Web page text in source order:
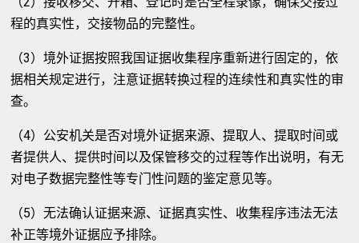
程的真实性，交接物品的完整性。
（3）境外证据按照我国证据收集程序重新进行固定的，依
据相关规定进行，注意证据转换过程的连续性和真实性的审
查。
（4）公安机关是否对境外证据来源、提取人、提取时间或
者提供人、提供时间以及保管移交的过程等作出说明，有无
对电子数据完整性等专门性问题的鉴定意见等。
（5）无法确认证据来源、证据真实性、收集程序违法无法
补正等境外证据应予排除。